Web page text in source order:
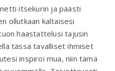
itsekurin ja päästi
ollutkaan kaltaisesi
haastattelusi tajusin
tässä tavalliset ihmiset
inspiroi mua, niin tämä